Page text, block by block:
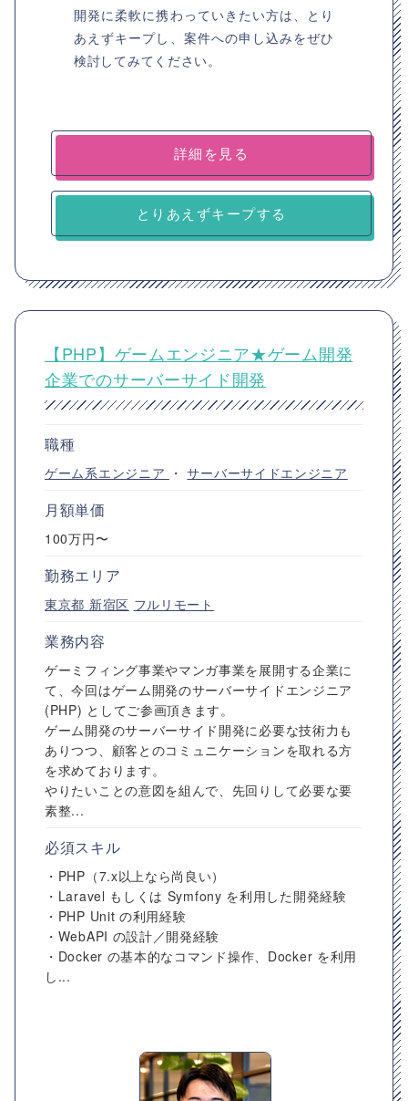
開発に柔軟に携わっていきたい方は、とり
あえずキープし、案件への申し込みをぜひ
検討してみてください。
詳細を見る
とりあえずキープする
【PHP】ゲームエンジニア★ゲーム開発
企業でのサーバーサイド開発
職種
ゲーム系エンジニア ・サーバーサイドエンジニア
月額単価
100万円〜
勤務エリア
東京都 新宿区 フルリモート
業務内容
ゲーミフィング事業やマンガ事業を展開する企業に
て、今回はゲーム開発のサーバーサイドエンジニア
(PHP) としてご参画頂きます。
ゲーム開発のサーバーサイド開発に必要な技術力も
ありつつ、顧客とのコミュニケーションを取れる方
を求めております。
やりたいことの意図を組んで、先回りして必要な要
素整...
必須スキル
・PHP（7.x以上なら尚良い）
・Laravel もしくは Symfony を利用した開発経験
・PHP Unit の利用経験
・WebAPI の設計／開発経験
・Docker の基本的なコマンド操作、Docker を利用
し...